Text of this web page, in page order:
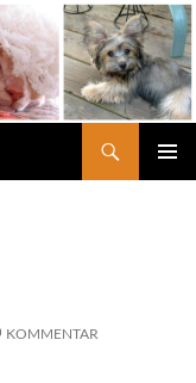
KOMMENTAR